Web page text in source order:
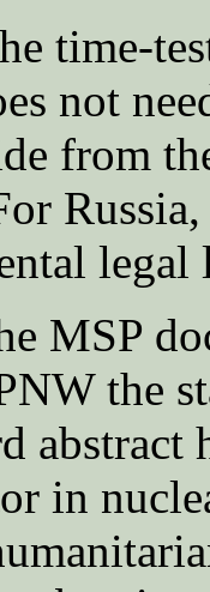
time-
not
from
legal
MSP
the
abstract
in